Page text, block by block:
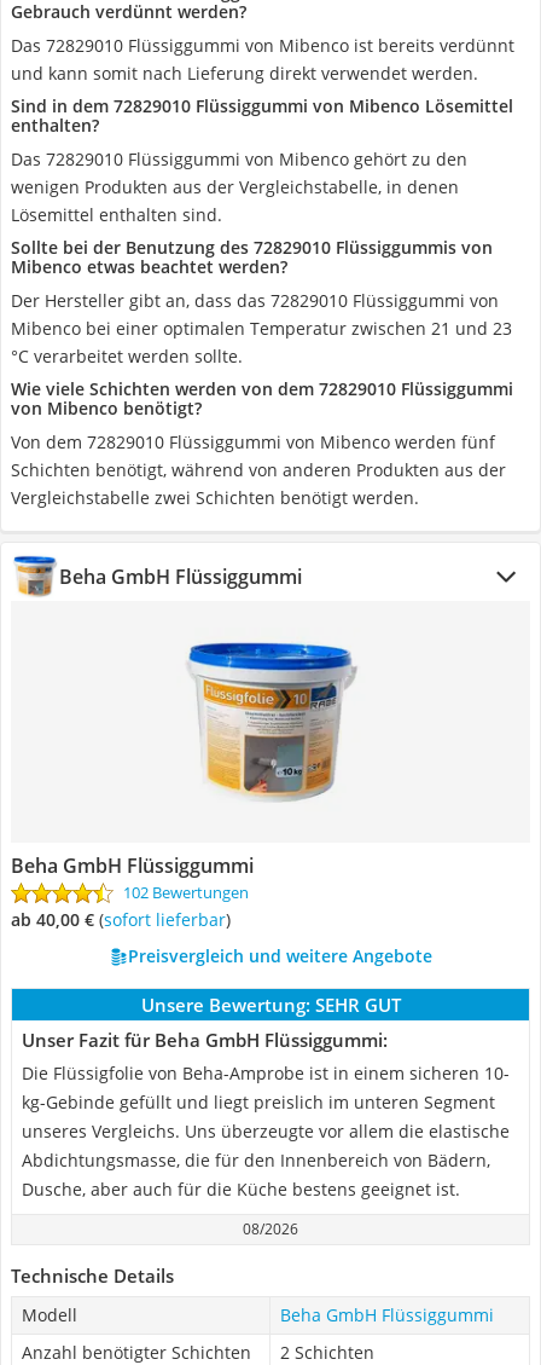
Gebrauch verdünnt werden?
Das 72829010 Flüssiggummi von Mibenco ist bereits verdünnt
und kann somit nach Lieferung direkt verwendet werden.
Sind in dem 72829010 Flüssiggummi von Mibenco Lösemittel
enthalten?
Das 72829010 Flüssiggummi von Mibenco gehört zu den
wenigen Produkten aus der Vergleichstabelle, in denen
Lösemittel enthalten sind.
Sollte bei der Benutzung des 72829010 Flüssiggummis von
Mibenco etwas beachtet werden?
Der Hersteller gibt an, dass das 72829010 Flüssiggummi von
Mibenco bei einer optimalen Temperatur zwischen 21 und 23
°C verarbeitet werden sollte.
Wie viele Schichten werden von dem 72829010 Flüssiggummi
von Mibenco benötigt?
Von dem 72829010 Flüssiggummi von Mibenco werden fünf
Schichten benötigt, während von anderen Produkten aus der
Vergleichstabelle zwei Schichten benötigt werden.
Beha GmbH Flüssiggummi
Beha GmbH Flüssiggummi
102 Bewertungen
ab 40,00 € ( Sofort lieferbar)
Preisvergleich und weitere Angebote
Unsere Bewertung: SEHR GUT
Unser Fazit für Beha GmbH Flüssiggummi:
Die Flüssigfolie von Beha-Amprobe ist in einem sicheren 10-
kg-Gebinde gefüllt und liegt preislich im unteren Segment
unseres Vergleichs. Uns überzeugte vor allem die elastische
Abdichtungsmasse, die für den Innenbereich von Bädern,
Dusche, aber auch für die Küche bestens geeignet ist.
08/2026
Technische Details
Modell
Beha GmbH Flüssiggummi
Anzahl benötigter Schichten
2 Schichten